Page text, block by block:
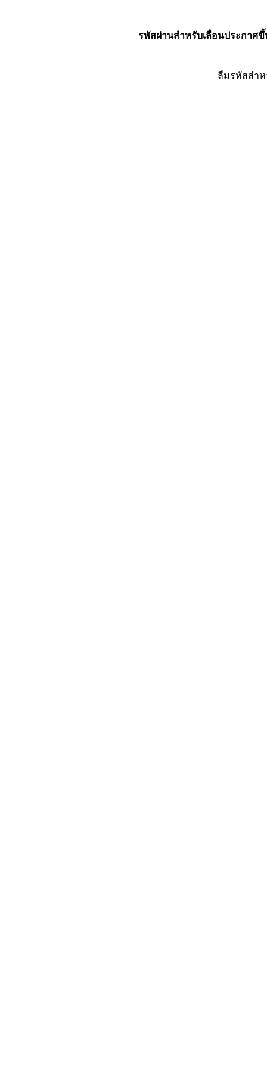
รหัสผ่านสำหรับเลื่อนประกาศขึ้
ลืมรหัสสำ